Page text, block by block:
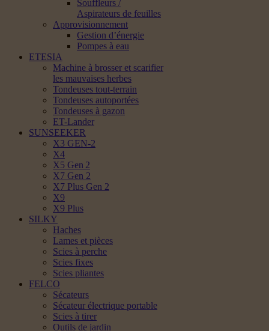
Souffleurs /
Aspirateurs de feuilles
Approvisionnement
Gestion d’énergie
Pompes à eau
ETESIA
Machine à brosser et scarifier
les mauvaises herbes
Tondeuses tout-terrain
Tondeuses autoportées
Tondeuses à gazon
ET-Lander
SUNSEEKER
X3 GEN-2
X4
X5 Gen 2
X7 Gen 2
X7 Plus Gen 2
X9
X9 Plus
SILKY
Haches
Lames et pièces
Scies à perche
Scies fixes
Scies pliantes
FELCO
Sécateurs
Sécateur électrique portable
Scies à tirer
Outils de jardin